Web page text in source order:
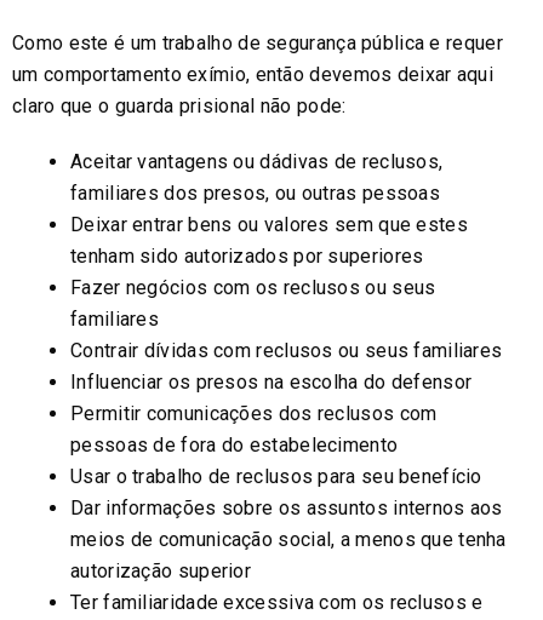
Como este é um trabalho de segurança pública e requer
um comportamento exímio, então devemos deixar aqui
claro que o guarda prisional não pode:
Aceitar vantagens ou dádivas de reclusos,
familiares dos presos, ou outras pessoas
Deixar entrar bens ou valores sem que estes
tenham sido autorizados por superiores
Fazer negócios com os reclusos ou seus
familiares
Contrair dívidas com reclusos ou seus familiares
Influenciar os presos na escolha do defensor
Permitir comunicações dos reclusos com
pessoas de fora do estabelecimento
Usar o trabalho de reclusos para seu benefício
Dar informações sobre os assuntos internos aos
meios de comunicação social, a menos que tenha
autorização superior
Ter familiaridade excessiva com os reclusos e